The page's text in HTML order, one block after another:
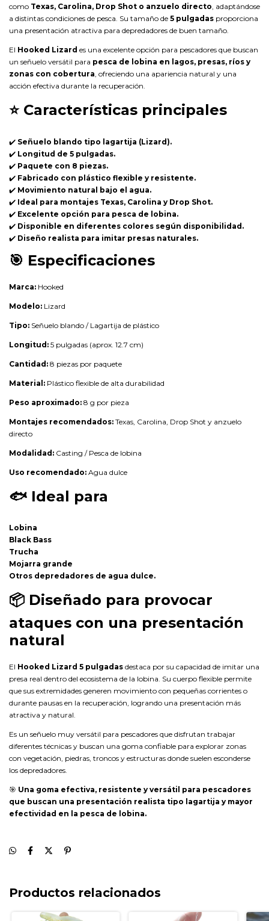
como Texas, Carolina, Drop Shot o anzuelo directo , adaptándose
a distintas condiciones de pesca. Su tamaño de 5 pulgadas proporciona
una presentación atractiva para depredadores de buen tamaño.
El Hooked Lizard es una excelente opción para pescadores que buscan
un señuelo versátil para pesca de lobina en lagos, presas, ríos y
zonas con cobertura , ofreciendo una apariencia natural y una
acción efectiva durante la recuperación.
⭐ Características principales
✔️ Señuelo blando tipo lagartija (Lizard).
✔️ Longitud de 5 pulgadas.
✔️ Paquete con 8 piezas.
✔️ Fabricado con plástico flexible y resistente.
✔️ Movimiento natural bajo el agua.
✔️ Ideal para montajes Texas, Carolina y Drop Shot.
✔️ Excelente opción para pesca de lobina.
✔️ Disponible en diferentes colores según disponibilidad.
✔️ Diseño realista para imitar presas naturales.
🎯 Especificaciones
Marca: Hooked
Modelo: Lizard
Tipo: Señuelo blando / Lagartija de plástico
Longitud: 5 pulgadas (aprox. 12.7 cm)
Cantidad: 8 piezas por paquete
Material: Plástico flexible de alta durabilidad
Peso aproximado: 8 g por pieza
Montajes recomendados: Texas, Carolina, Drop Shot y anzuelo
directo
Modalidad: Casting / Pesca de lobina
Uso recomendado: Agua dulce
🐟 Ideal para
Lobina
Black Bass
Trucha
Mojarra grande
Otros depredadores de agua dulce.
📦 Diseñado para provocar
ataques con una presentación
natural
El Hooked Lizard 5 pulgadas destaca por su capacidad de imitar una
presa real dentro del ecosistema de la lobina. Su cuerpo flexible permite
que sus extremidades generen movimiento con pequeñas corrientes o
durante pausas en la recuperación, logrando una presentación más
atractiva y natural.
Es un señuelo muy versátil para pescadores que disfrutan trabajar
diferentes técnicas y buscan una goma confiable para explorar zonas
con vegetación, piedras, troncos y estructuras donde suelen esconderse
los depredadores.
🎯 Una goma efectiva, resistente y versátil para pescadores
que buscan una presentación realista tipo lagartija y mayor
efectividad en la pesca de lobina.
Productos relacionados